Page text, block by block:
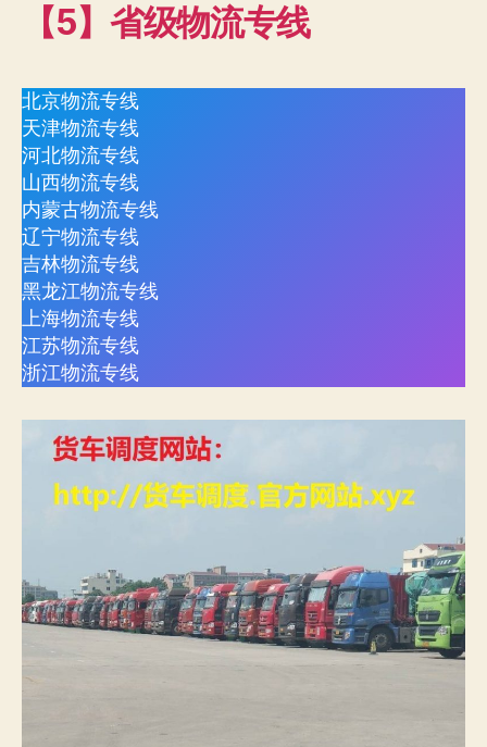
【5】省级物流专线
北京物流专线
天津物流专线
河北物流专线
山西物流专线
内蒙古物流专线
辽宁物流专线
吉林物流专线
黑龙江物流专线
上海物流专线
江苏物流专线
浙江物流专线